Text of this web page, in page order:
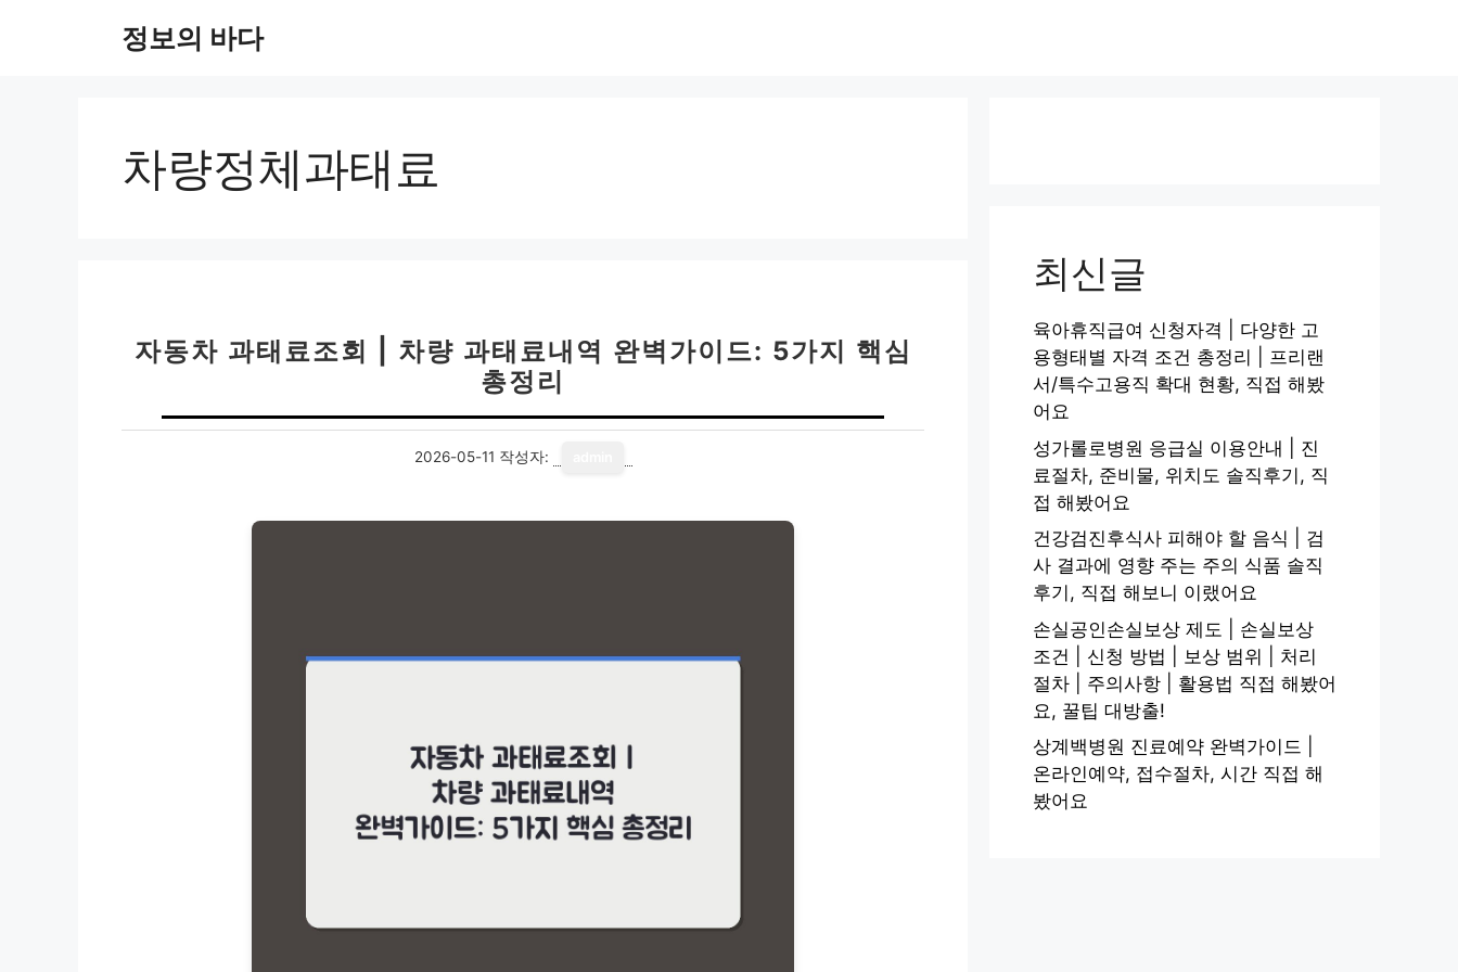
정보의 바다
차량정체과태료
자동차 과태료조회 | 차량 과태료내역 완벽가이드: 5가지 핵심
총정리
2026-05-11 작성자:
최신글
육아휴직급여 신청자격 | 다양한 고
용형태별 자격 조건 총정리 | 프리랜
서/특수고용직 확대 현황, 직접 해봤
어요
성가롤로병원 응급실 이용안내 | 진
료절차, 준비물, 위치도 솔직후기, 직
접 해봤어요
건강검진후식사 피해야 할 음식 | 검
사 결과에 영향 주는 주의 식품 솔직
후기, 직접 해보니 이랬어요
손실공인손실보상 제도 | 손실보상
조건 | 신청 방법 | 보상 범위 | 처리
절차 | 주의사항 | 활용법 직접 해봤어
요, 꿀팁 대방출!
상계백병원 진료예약 완벽가이드 |
온라인예약, 접수절차, 시간 직접 해
봤어요